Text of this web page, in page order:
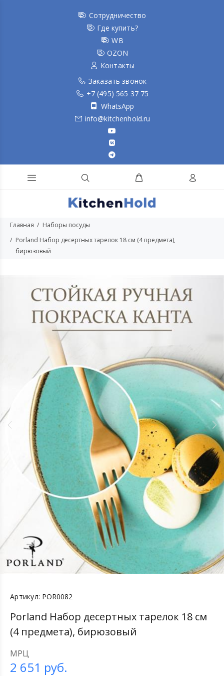
Сотрудничество
Где купить?
WB
OZON
Контакты
Заказать звонок
+7 (495) 565 37 75
WhatsApp
info@kitchenhold.ru
Главная
Наборы посуды
Porland Набор десертных тарелок 18 см (4 предмета),
бирюзовый
Артикул: POR0082
Porland Набор десертных тарелок 18 см
(4 предмета), бирюзовый
МРЦ
2 651 руб.